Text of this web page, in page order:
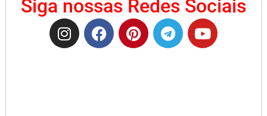
Siga nossas Redes Sociais